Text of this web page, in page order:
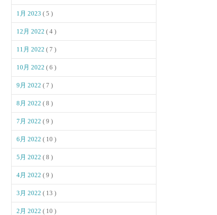
1月 2023( 5 )
12月 2022( 4 )
11月 2022( 7 )
10月 2022( 6 )
9月 2022( 7 )
8月 2022( 8 )
7月 2022( 9 )
6月 2022( 10 )
5月 2022( 8 )
4月 2022( 9 )
3月 2022( 13 )
2月 2022( 10 )